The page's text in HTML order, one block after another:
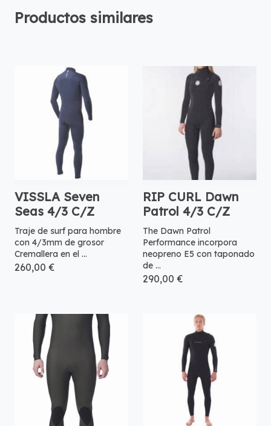
Productos similares
VISSLA Seven
Seas 4/3 C/Z
Traje de surf para hombre
con 4/3mm de grosor
Cremallera en el ...
260,00 €
RIP CURL Dawn
Patrol 4/3 C/Z
The Dawn Patrol
Performance incorpora
neopreno E5 con taponado
de ...
290,00 €